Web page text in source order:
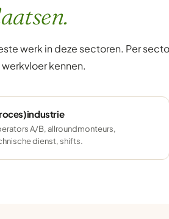
werk in deze sectoren. Per
kennen.
A/B, allroundmonteurs,
dienst, shifts.